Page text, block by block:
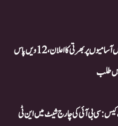
IOCL میں 433 اپرنٹس آسامیوں پر بھرتی کا اعلان، 12ویں پاس
طلب
پیپر لیک کیس: سی بی آئی کی چارج شیٹ میں این ٹی